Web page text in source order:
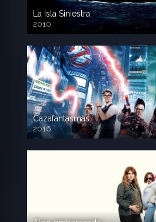
La Isla Siniestra
2010
720p HD
Cazafantasmas
2016
720p HD